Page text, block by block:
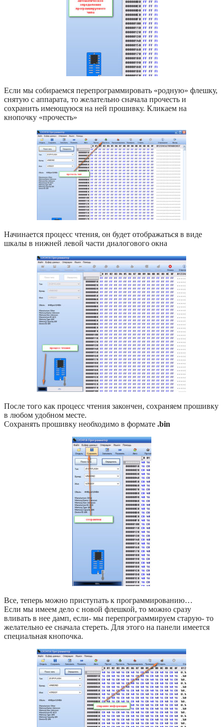
Если мы собираемся перепрограммировать «родную» флешку,
снятую с аппарата, то желательно сначала прочесть и
сохранить имеющуюся на ней прошивку. Кликаем на
кнопочку «прочесть»
Начинается процесс чтения, он будет отображаться в виде
шкалы в нижней левой части диалогового окна
После того как процесс чтения закончен, сохраняем прошивку
в любом удобном месте.
Сохранять прошивку необходимо в формате .bin
Все, теперь можно приступать к программированию…
Если мы имеем дело с новой флешкой, то можно сразу
вливать в нее дамп, если- мы перепрограммируем старую- то
желательно ее сначала стереть. Для этого на панели имеется
специальная кнопочка.